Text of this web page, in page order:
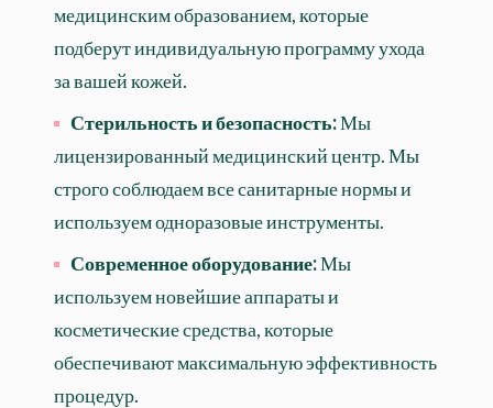
медицинским образованием, которые
подберут индивидуальную программу ухода
за вашей кожей.
Стерильность и безопасность:Мы
лицензированный медицинский центр. Мы
строго соблюдаем все санитарные нормы и
используем одноразовые инструменты.
Современное оборудование:Мы
используем новейшие аппараты и
косметические средства, которые
обеспечивают максимальную эффективность
процедур.